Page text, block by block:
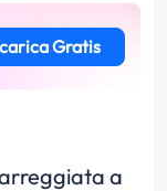
Gratis
a